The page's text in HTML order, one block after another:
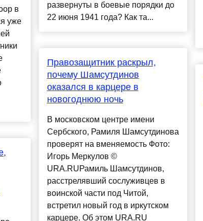
в
уже
развернуты в боевые порядки до
22 июня 1941 года? Как та...
Правозащитник раскрыл,
почему Шамсутдинов
оказался в карцере в
новогоднюю ночь
В московском центре имени
Сербского, Рамиля Шамсутдинова
проверят на вменяемость Фото:
Игорь Меркулов ©
URA.RUРамиль Шамсутдинов,
расстрелявший сослуживцев в
воинской части под Читой,
встретил новый год в иркутском
карцере. Об этом URA.RU